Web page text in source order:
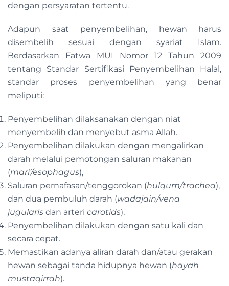
dengan persyaratan tertentu.
Adapun saat penyembelihan, hewan harus
disembelih sesuai dengan syariat Islam.
Berdasarkan Fatwa MUI Nomor 12 Tahun 2009
tentang Standar Sertifikasi Penyembelihan Halal,
standar proses penyembelihan yang benar
meliputi:
Penyembelihan dilaksanakan dengan niat
menyembelih dan menyebut asma Allah.
Penyembelihan dilakukan dengan mengalirkan
darah melalui pemotongan saluran makanan
(mari’/esophagus),
Saluran pernafasan/tenggorokan (hulqum/trachea),
dan dua pembuluh darah (wadajain/vena
jugularis dan arteri carotids),
Penyembelihan dilakukan dengan satu kali dan
secara cepat.
Memastikan adanya aliran darah dan/atau gerakan
hewan sebagai tanda hidupnya hewan (hayah
mustaqirrah).